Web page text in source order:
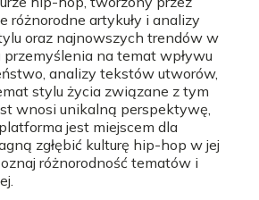
różnorodne artykuły i analizy
oraz najnowszych trendów w
przemyślenia na temat wpływu
analizy tekstów utworów,
stylu życia związane z tym
wnosi unikalną perspektywę,
jest miejscem dla
zgłębić kulturę hip-hop w jej
różnorodność tematów i